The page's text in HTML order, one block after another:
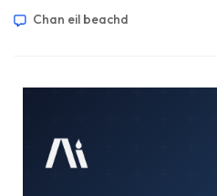
Chan eil beachd